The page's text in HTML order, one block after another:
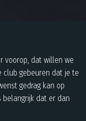
voorop, dat willen we
club gebeuren dat je te
gedrag kan op
dat er dan